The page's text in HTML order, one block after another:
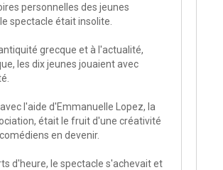
personnelles des jeunes
spectacle était insolite.
grecque et à l'actualité,
les dix jeunes jouaient avec
l'aide d'Emmanuelle Lopez, la
était le fruit d'une créativité
en devenir.
d'heure, le spectacle s'achevait et